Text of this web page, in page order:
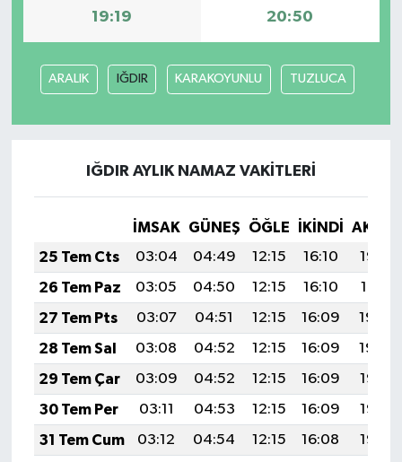
19:19 20:50
ARALIK IĞDIR KARAKOYUNLU TUZLUCA
IĞDIR AYLIK NAMAZ VAKITLERI
İMSAK GÜNEŞ ÖĞLE İKINDI
25 Tem Cts
03:04 04:49 12:15 16:10
19:32
26 Tem Paz
03:05 04:50 12:15 16:10
19:31
27 Tem Pts
03:07 04:51 12:15 16:09
19:30
28 Tem Sal
03:08 04:52 12:15 16:09
19:29
29 Tem Çar
03:09 04:52 12:15 16:09
19:28
30 Tem Per
03:11 04:53 12:15 16:09
19:27
31 Tem Cum
03:12 04:54 12:15 16:08
19:26